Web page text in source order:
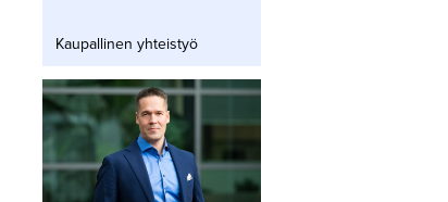
Kaupallinen yhteistyö